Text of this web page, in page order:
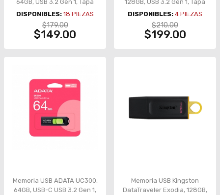
64GB, USB 3.2 Gen 1, Tapa
Giratoria – DTXS/64GB
DISPONIBLES: 18 PIEZAS
$179.00
$149.00
128GB, USB 3.2 Gen 1, Tapa
giratoria – DTXS/128GB
DISPONIBLES: 4 PIEZAS
$210.00
$199.00
Memoria USB ADATA UC300,
64GB, USB-C USB 3.2 Gen 1,
Memoria USB Kingston
DataTraveler Exodia, 128GB,